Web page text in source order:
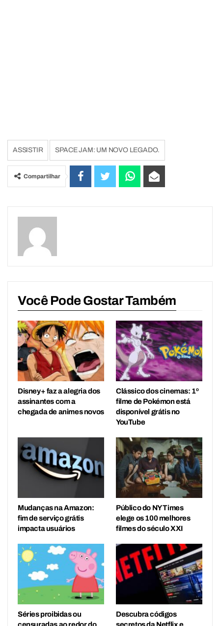
ASSISTIR SPACE JAM: UM NOVO LEGADO.
Compartilhar
Você Pode Gostar Também
Disney+ faz a alegria dos
assinantes com a
chegada de animes novos
Clássico dos cinemas: 1º
filme de Pokémon está
disponível grátis no
YouTube
Mudanças na Amazon:
fim de serviço grátis
impacta usuários
Público do NY Times
elege os 100 melhores
filmes do século XXI
Séries proibidas ou
Descubra códigos